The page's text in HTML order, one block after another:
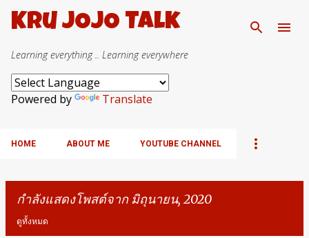
ข้ามไปที่เนื้อหาหลัก
Kru JOJO Talk
Learning everything .. Learning everywhere
Powered by Translate
HOME ABOUT ME YOUTUBE CHANNEL
กำลังแสดงโพสต์จาก มิถุนายน, 2020
ดูทั้งหมด